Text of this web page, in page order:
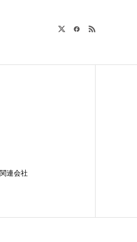
連会社